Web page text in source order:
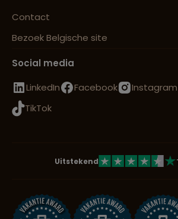
Contact
Bezoek Belgische site
Social media
LinkedIn
Facebook Instagram
TikTok
Uitstekend